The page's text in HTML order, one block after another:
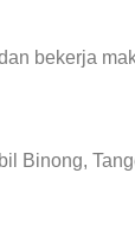
bekerja
Binong,